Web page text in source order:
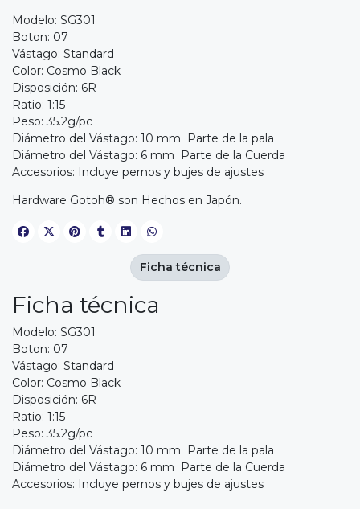
Modelo: SG301
Boton: 07
Vástago: Standard
Color: Cosmo Black
Disposición: 6R
Ratio: 1:15
Peso: 35.2g/pc
Diámetro del Vástago: 10 mm Parte de la pala
Diámetro del Vástago: 6 mm Parte de la Cuerda
Accesorios: Incluye pernos y bujes de ajustes
Hardware Gotoh® son Hechos en Japón.
Ficha técnica
Modelo: SG301
Boton: 07
Vástago: Standard
Color: Cosmo Black
Disposición: 6R
Ratio: 1:15
Peso: 35.2g/pc
Diámetro del Vástago: 10 mm Parte de la pala
Diámetro del Vástago: 6 mm Parte de la Cuerda
Accesorios: Incluye pernos y bujes de ajustes
Ficha técnica